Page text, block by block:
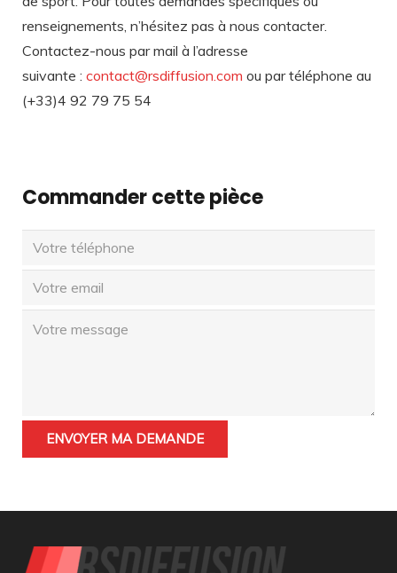
renseignements, n’hésitez pas à nous contacter.
Contactez-nous par mail à l’adresse
suivante : contact@rsdiffusion.com ou par téléphone au
(+33)4 92 79 75 54
Commander cette pièce